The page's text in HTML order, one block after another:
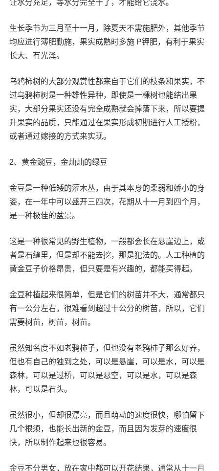
证水分充足，等水分完全干了，才能给它浇水。
生长季节为三月至十一月，除夏天不需施肥外，其他季节
均应进行薄肥勤施，果实成熟时多施 P钾肥，有利于果实
长大、有光泽。
乌鸦柿树的大部分观赏性都来自于它们的枝条和果实，不
过乌鸦柿树是一种雄性异种，即使是一棵树也能结出果
实，大部分果实还没有完全成熟就会掉落下来，所以要提
升果实的品质，只能通过在果实形成初期进行人工授粉，
或者通过嫁接的方式来实现。
2、黄金豌豆，金灿灿的绿豆
金豆是一种低矮的灌木丛，由于其本身的柔弱和娇小的身
姿，在一年中可以盛开三四次，花期从十一月到四个月，
是一种极佳的盆景。
这是一种很常见的野生植物，一般都会长在悬崖边上，或
者是石缝里，但是却不能去挖，那是犯法的。人工种植的
黄金豆子价格昂贵，但只要是有兴趣的，都能买得起。
金豆种植起来很简单，但是它们的树苗并不大，通常都只
有一公分左右，很难看到超过十公分的树苗，所以，它们
需要树苗，树苗，树苗。
虽然知名度不如老鸦柿子，但也没有老鸦柿子那么好养，
但也有自己的独到之处，可以是悬崖，可以是水，可以是
森林，可以是过桥，可以是悬空，可以是水，可以是森
林，可以是石头。
虽然很小，但却很漂亮，而且萌动的速度很快，哪怕留下
几个根须，也能长出新的金豆，而且因为发芽的速度很
快，所以制作起来也很容易。
金豆不分男女，放在家中都可以开花结果，通常从十一月